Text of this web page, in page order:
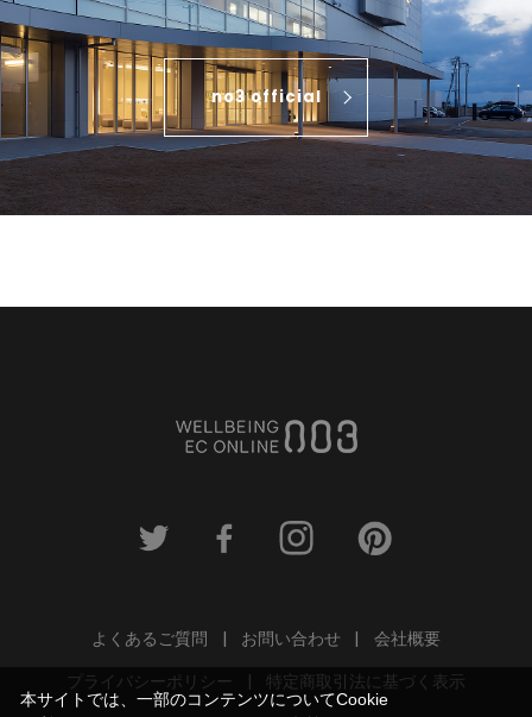
no3 official
よくあるご質問 お問い合わせ
会社概要
プライバシーポリシー
特定商取引法に基づく表示
本サイトでは、一部のコンテンツについてCookie